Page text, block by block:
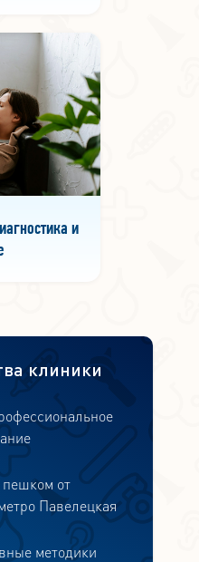
и
клиники
от
Павелецкая
методики